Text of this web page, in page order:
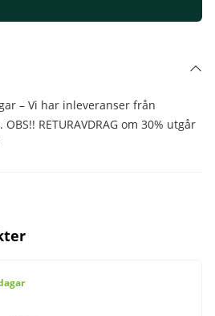
– Vi har inleveranser från
RETURAVDRAG om 30% utgår